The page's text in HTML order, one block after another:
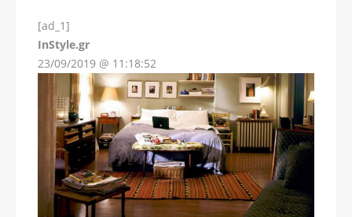
[ad_1]
InStyle.gr
23/09/2019 @ 11:18:52